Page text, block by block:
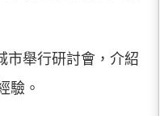
市舉行研討會，介紹
驗。